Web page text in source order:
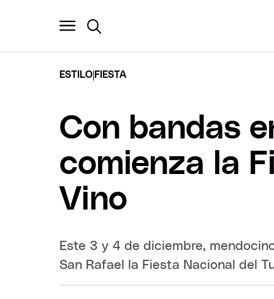
ESTILO FIESTA
Con bandas
comienza la
Vino
Este 3 y 4 de diciembre,
San Rafael la Fiesta Nacional del